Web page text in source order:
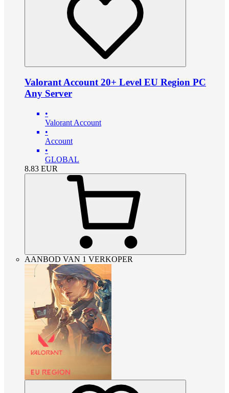
Valorant Account 20+ Level EU Region PC
Any Server
•
Valorant Account
•
Account
•
GLOBAL
8.83 EUR
AANBOD VAN 1 VERKOPER